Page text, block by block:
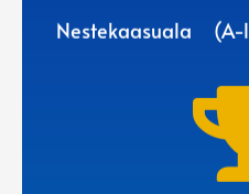
Nestekaasuala